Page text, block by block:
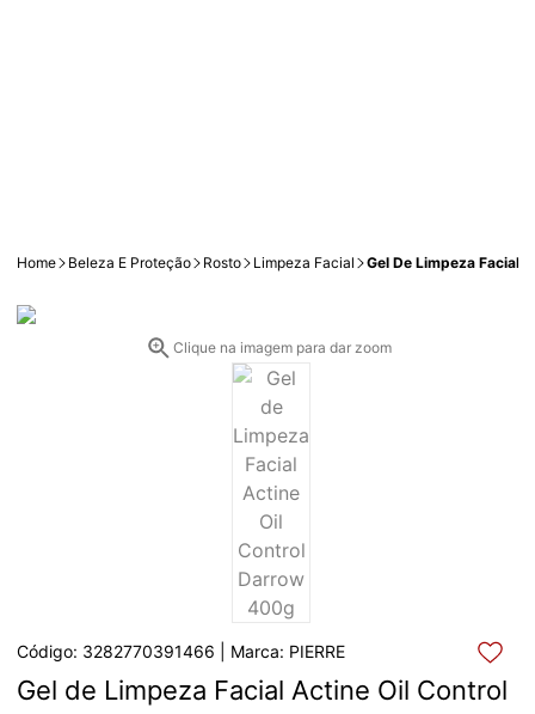
Home Beleza E Proteção Rosto Limpeza Facial Gel De Limpeza Facial
Clique na imagem para dar zoom
Código: 3282770391466 | Marca: PIERRE
Gel de Limpeza Facial Actine Oil Control